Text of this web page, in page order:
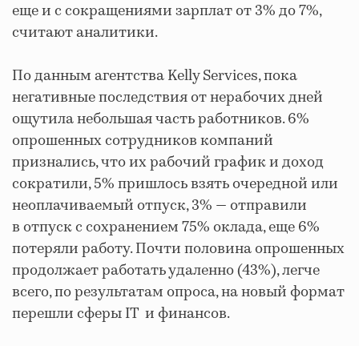
еще и с сокращениями зарплат от 3% до 7%,
считают аналитики.
По даннымагентства Kelly Services, пока
негативные последствия от нерабочих дней
ощутила небольшая часть работников.6%
опрошенных сотрудников компаний
признались, что их рабочий график и доход
сократили, 5% пришлось взять очередной или
неоплачиваемый отпуск, 3% — отправили
в отпуск с сохранением 75% оклада, еще 6%
потеряли работу. Почти половина опрошенных
продолжает работать удаленно (43%), легче
всего, по результатам опроса, на новый формат
перешли сферы IT и финансов.